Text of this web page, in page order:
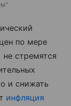
по мере
стремятся
и снижать
инфляция